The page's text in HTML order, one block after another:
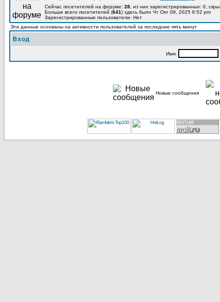
Сейчас посетителей на форуме: 28 , из них зарегистрированных: 0,
Больше всего посетителей (641) здесь было Чт Окт 09, 2025 6:52 pm
Зарегистрированные пользователи: Нет
Эти данные основаны на активности пользователей за последние пять минут
Вход
Имя:
Новые сообщения